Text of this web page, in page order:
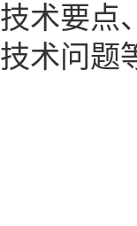
技术要点
技术问题